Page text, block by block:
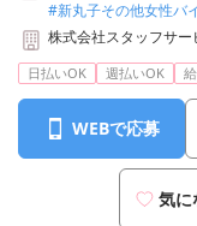
#新丸子その他女性バ
株式会社スタッフサー
日払いOK 週払いOK
WEBで応募
気に